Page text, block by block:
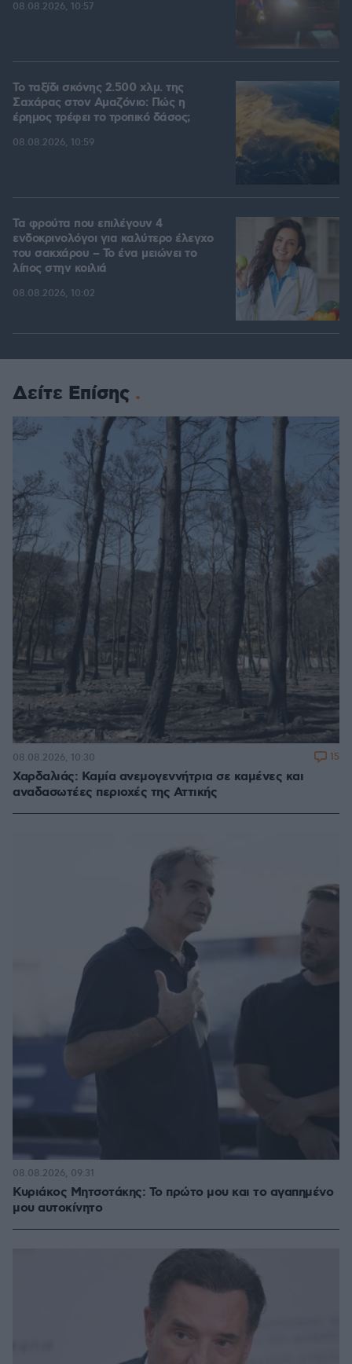
08.08.2026, 10:57
Το ταξίδι σκόνης 2.500 χλμ. της
Σαχάρας στον Αμαζόνιο: Πώς η
έρημος τρέφει το τροπικό δάσος;
08.08.2026, 10:59
Τα φρούτα που επιλέγουν 4
ενδοκρινολόγοι για καλύτερο έλεγχο
του σακχάρου – Το ένα μειώνει το
λίπος στην κοιλιά
08.08.2026, 10:02
Δείτε Επίσης
Χαρδαλιάς: Καμία ανεμογεννήτρια σε καμένες και
αναδασωτέες περιοχές της Αττικής
08.08.2026, 10:30 15
Κυριάκος Μητσοτάκης: Το πρώτο μου και το αγαπημένο
μου αυτοκίνητο
08.08.2026, 09:31